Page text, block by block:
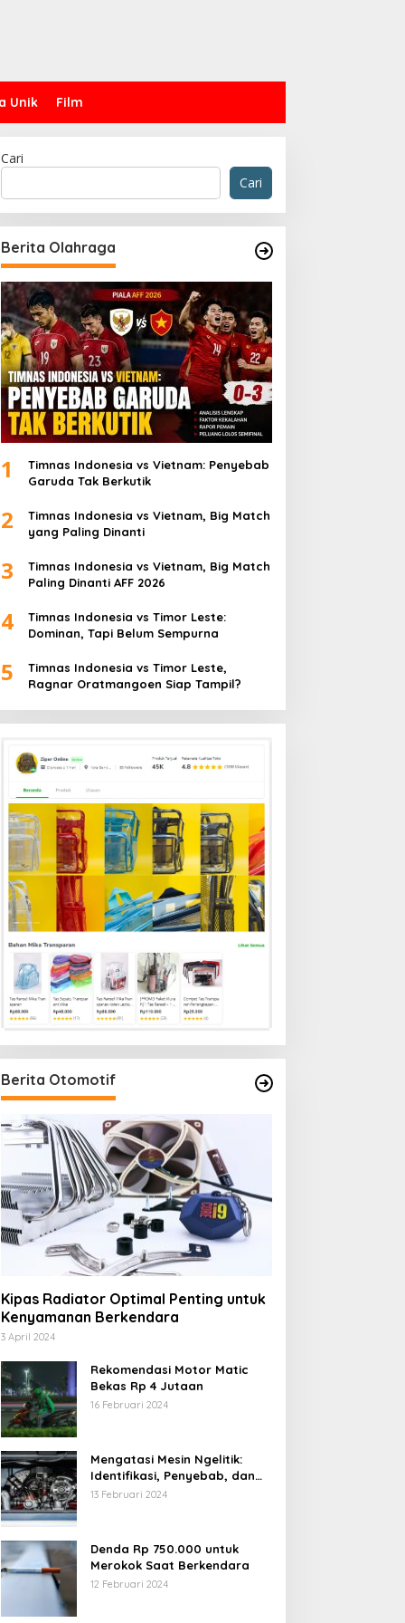
Unik Film
Cari
Cari
Berita Olahraga
1
Timnas Indonesia vs Vietnam: Penyebab
Garuda Tak Berkutik
2
Timnas Indonesia vs Vietnam, Big Match
yang Paling Dinanti
3
Timnas Indonesia vs Vietnam, Big Match
Paling Dinanti AFF 2026
4
Timnas Indonesia vs Timor Leste:
Dominan, Tapi Belum Sempurna
5
Timnas Indonesia vs Timor Leste,
Ragnar Oratmangoen Siap Tampil?
Berita Otomotif
Kipas Radiator Optimal Penting untuk
Kenyamanan Berkendara
3 April 2024
Rekomendasi Motor Matic
Bekas Rp 4 Jutaan
16 Februari 2024
Mengatasi Mesin Ngelitik:
Identifikasi, Penyebab, dan
Solusi
13 Februari 2024
Denda Rp 750.000 untuk
Merokok Saat Berkendara
12 Februari 2024